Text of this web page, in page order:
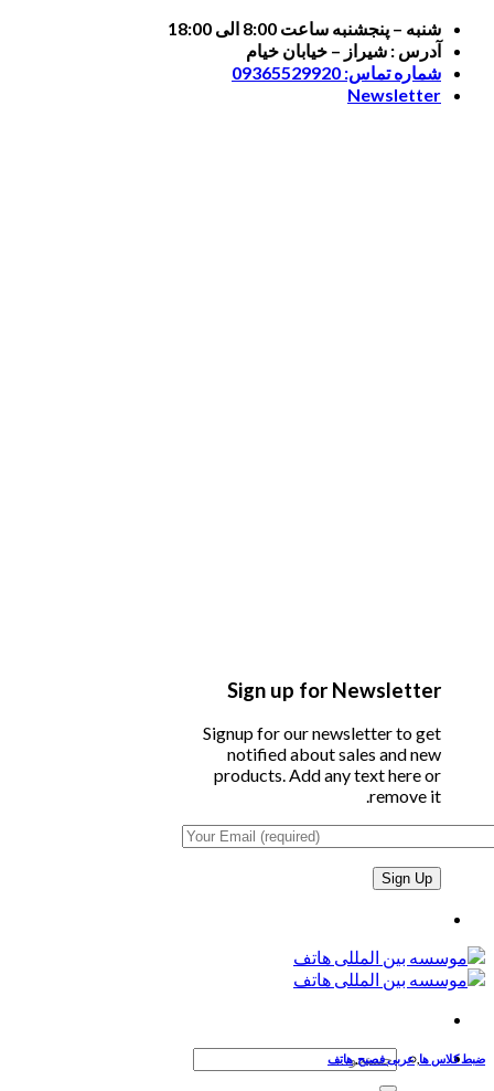
Skip
content
شنبه – پنجشنبه ساعت 8:00 الی 18:00
آدرس : شیراز – خیابان خیام
شماره تماس: 09365529920
Newsletter
Sign up for Newsletter
Signup for our newsletter to get
notified about sales and new
products. Add any text here or
remove it.
جستجو
ضبط کلاس ها ,عربی فصیح,هاتف